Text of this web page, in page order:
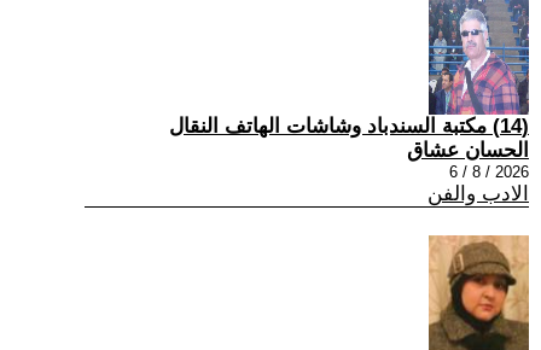
(14) مكتبة السندباد وشاشات الهاتف النقال
الحسان عشاق
2026 / 8 / 6
الادب والفن